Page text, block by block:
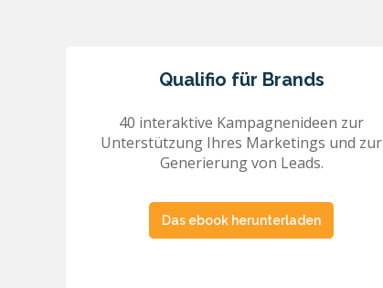
Qualifio für Brands
40 interaktive Kampagnenideen zur
Unterstützung Ihres Marketings und zur
Generierung von Leads.
Das ebook herunterladen